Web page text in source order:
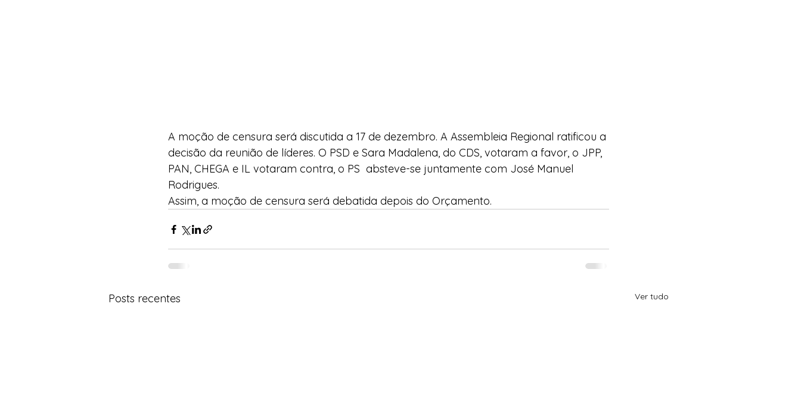
A moção de censura será discutida a 17 de dezembro. A Assembleia Regional ratificou a
decisão da reunião de líderes. O PSD e Sara Madalena, do CDS, votaram a favor, o JPP,
PAN, CHEGA e IL votaram contra, o PS  absteve-se juntamente com José Manuel
Rodrigues.
Assim, a moção de censura será debatida depois do Orçamento.
Posts recentes Ver tudo